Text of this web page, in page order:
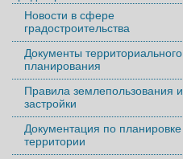
Новости в сфере
градостроительства
Документы территориального
планирования
Правила землепользования и
застройки
Документация по планировке
территории